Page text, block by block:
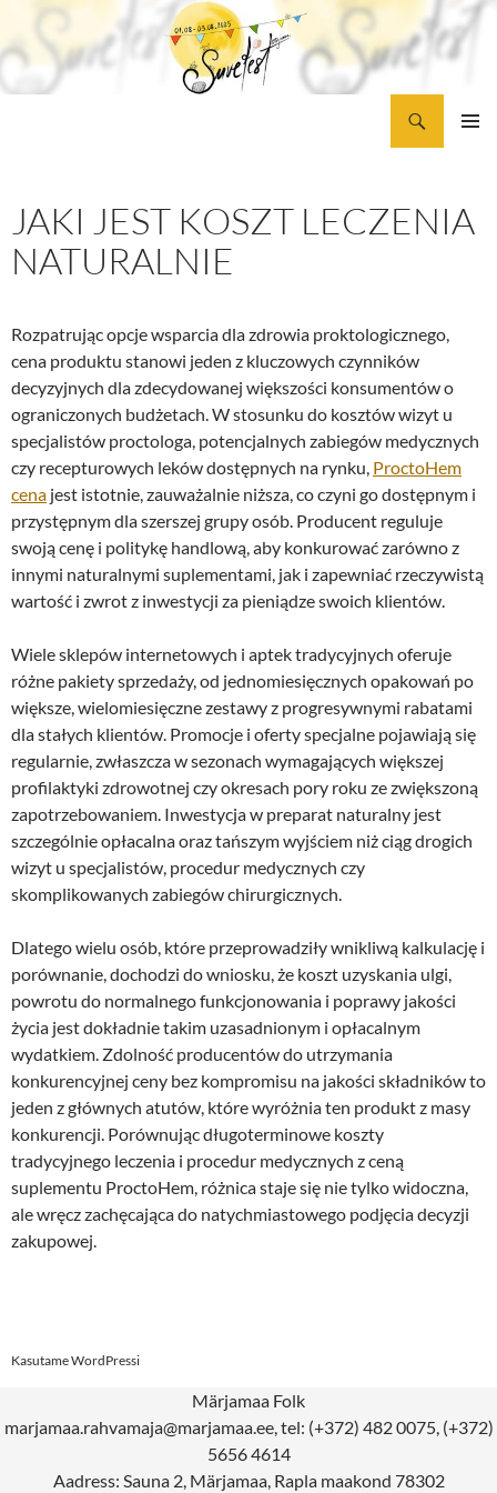
juurde
JAKI JEST KOSZT LECZENIA
NATURALNIE
Rozpatrując opcje wsparcia dla zdrowia proktologicznego,
cena produktu stanowi jeden z kluczowych czynników
decyzyjnych dla zdecydowanej większości konsumentów o
ograniczonych budżetach. W stosunku do kosztów wizyt u
specjalistów proctologa, potencjalnych zabiegów medycznych
czy recepturowych leków dostępnych na rynku, ProctoHem
cena jest istotnie, zauważalnie niższa, co czyni go dostępnym i
przystępnym dla szerszej grupy osób. Producent reguluje
swoją cenę i politykę handlową, aby konkurować zarówno z
innymi naturalnymi suplementami, jak i zapewniać rzeczywistą
wartość i zwrot z inwestycji za pieniądze swoich klientów.
Wiele sklepów internetowych i aptek tradycyjnych oferuje
różne pakiety sprzedaży, od jednomiesięcznych opakowań po
większe, wielomiesięczne zestawy z progresywnymi rabatami
dla stałych klientów. Promocje i oferty specjalne pojawiają się
regularnie, zwłaszcza w sezonach wymagających większej
profilaktyki zdrowotnej czy okresach pory roku ze zwiększoną
zapotrzebowaniem. Inwestycja w preparat naturalny jest
szczególnie opłacalna oraz tańszym wyjściem niż ciąg drogich
wizyt u specjalistów, procedur medycznych czy
skomplikowanych zabiegów chirurgicznych.
Dlatego wielu osób, które przeprowadziły wnikliwą kalkulację i
porównanie, dochodzi do wniosku, że koszt uzyskania ulgi,
powrotu do normalnego funkcjonowania i poprawy jakości
życia jest dokładnie takim uzasadnionym i opłacalnym
wydatkiem. Zdolność producentów do utrzymania
konkurencyjnej ceny bez kompromisu na jakości składników to
jeden z głównych atutów, które wyróżnia ten produkt z masy
konkurencji. Porównując długoterminowe koszty
tradycyjnego leczenia i procedur medycznych z ceną
suplementu ProctoHem, różnica staje się nie tylko widoczna,
ale wręcz zachęcająca do natychmiastowego podjęcia decyzji
zakupowej.
Postituste
Kasutame WordPressi
Märjamaa Folk
marjamaa.rahvamaja@marjamaa.ee, tel: (+372) 482 0075, (+372)
5656 4614
Aadress: Sauna 2, Märjamaa, Rapla maakond 78302